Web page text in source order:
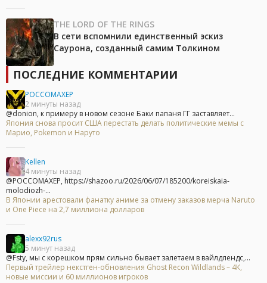
THE LORD OF THE RINGS
В сети вспомнили единственный эскиз
Саурона, созданный самим Толкином
ПОСЛЕДНИЕ КОММЕНТАРИИ
POCCOMAXEP
2 минуты назад
@donion, к примеру в новом сезоне Баки папаня ГГ заставляет...
Япония снова просит США перестать делать политические мемы с
Марио, Pokemon и Наруто
Kellen
4 минуты назад
@POCCOMAXEP, https://shazoo.ru/2026/06/07/185200/koreiskaia-
molodiozh-...
В Японии арестовали фанатку аниме за отмену заказов мерча Naruto
и One Piece на 2,7 миллиона долларов
alexx92rus
5 минут назад
@Fsty, мы с корешком прям сильно бывает залетаем в вайлдлендс,...
Первый трейлер некстген-обновления Ghost Recon Wildlands – 4К,
новые миссии и 60 миллионов игроков